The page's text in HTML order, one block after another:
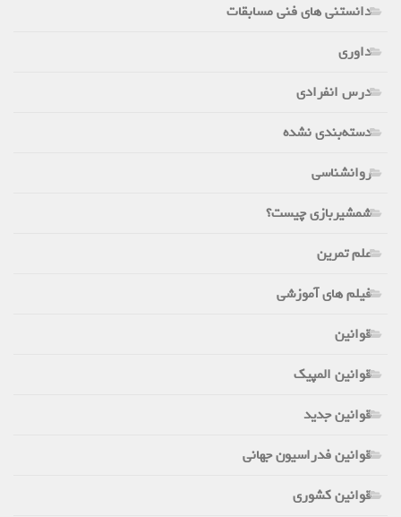
دانستنی های فنی مسابقات
داوری
درس انفرادی
دسته‌بندی نشده
روانشناسی
شمشیربازی چیست؟
علم تمرین
فیلم های آموزشی
قوانین
قوانین المپیک
قوانین جدید
قوانین فدراسیون جهانی
قوانین کشوری